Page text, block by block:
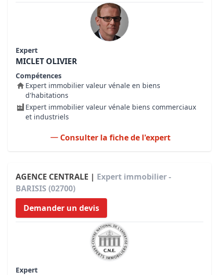
Expert
MICLET OLIVIER
Compétences
Expert immobilier valeur vénale en biens
d'habitations
Expert immobilier valeur vénale biens commerciaux
et industriels
Consulter la fiche de l'expert
AGENCE CENTRALE | Expert immobilier -
BARISIS (02700)
Demander un devis
Expert